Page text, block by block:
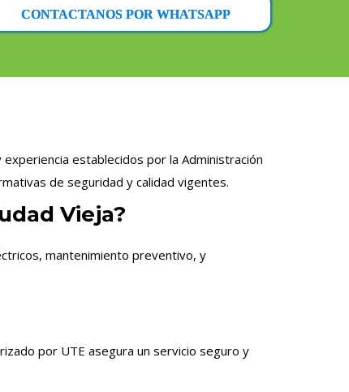
CONTACTANOS POR WHATSAPP
establecidos por la Administración
de seguridad y calidad vigentes.
Vieja?
mantenimiento preventivo, y
por UTE asegura un servicio seguro y